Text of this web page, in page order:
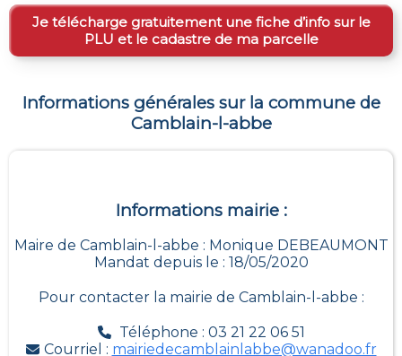
Je télécharge gratuitement une fiche d’info sur le
PLU et le cadastre de ma parcelle
Informations générales sur la commune de
Camblain-l-abbe
Informations mairie :
Maire de Camblain-l-abbe : Monique DEBEAUMONT
Mandat depuis le : 18/05/2020
Pour contacter la mairie de Camblain-l-abbe :
Téléphone : 03 21 22 06 51
Courriel : mairiedecamblainlabbe@wanadoo.fr